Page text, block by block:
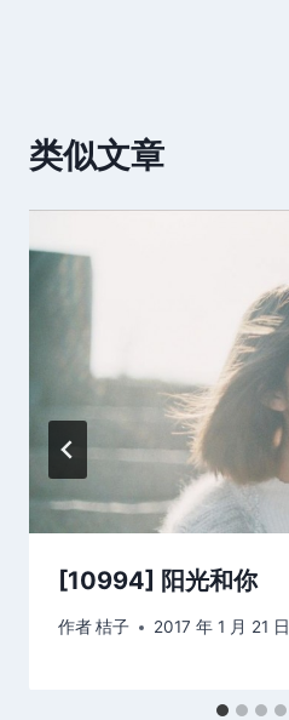
类似文章
[10994] 阳光和你
作者桔子 2017 年 1 月 21 日